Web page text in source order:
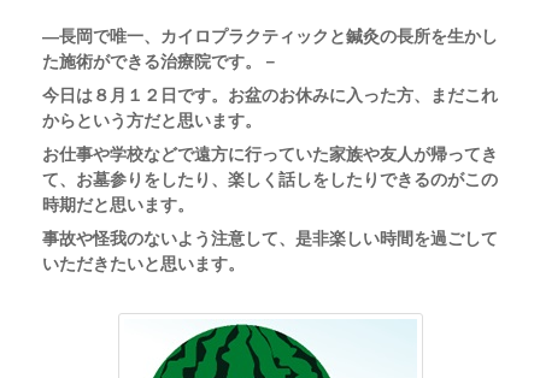
―長岡で唯一、カイロプラクティックと鍼灸の長所を生かし
た施術ができる治療院です。－
今日は８月１２日です。お盆のお休みに入った方、まだこれ
からという方だと思います。
お仕事や学校などで遠方に行っていた家族や友人が帰ってき
て、お墓参りをしたり、楽しく話しをしたりできるのがこの
時期だと思います。
事故や怪我のないよう注意して、是非楽しい時間を過ごして
いただきたいと思います。